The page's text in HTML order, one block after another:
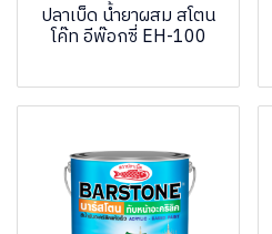
ปลาเบ็ด น้ำยาผสม สโตน
โค๊ท อีพ๊อกซี่ EH-100